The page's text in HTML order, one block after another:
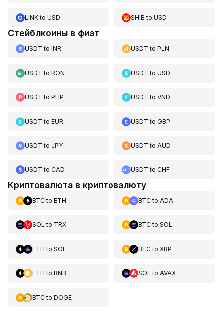
LINKto USD SHIB toUSD
Стейблкоины в фиат
USDT to INR USDT toPLN
USDT to RON USDT toUSD
USDT to PHP USDT toVND
USDT to EUR USDT toGBP
USDT to JPY USDT toAUD
USDT to CAD USDT toCHF
Криптовалюта в криптовалюту
BTCto ETH BTCto ADA
SOL to TRX BTCto SOL
ETH to SOL BTCto XRP
ETH to BNB SOL to AVAX
BTCto DOGE